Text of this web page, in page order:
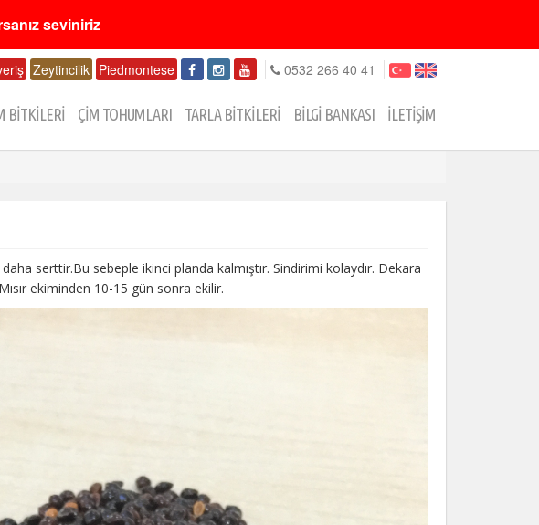
seviniriz
Zeytincilik Piedmontese 0532 266 40 41
BİTKİLERİ ÇİM TOHUMLARI TARLA BİTKİLERİ BİLGİ BANKASI İLETİŞİM
serttir.Bu sebeple ikinci planda kalmıştır. Sindirimi kolaydır. Dekara
ekiminden 10-15 gün sonra ekilir.